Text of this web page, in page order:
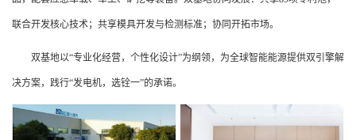
联合开发核心技术；共享模具开发与检测标准；协同开拓市场。
双基地以“专业化经营，个性化设计”为纲领，为全球智能能源提供双引擎解
决方案，践行“发电机，选铨一”的承诺。